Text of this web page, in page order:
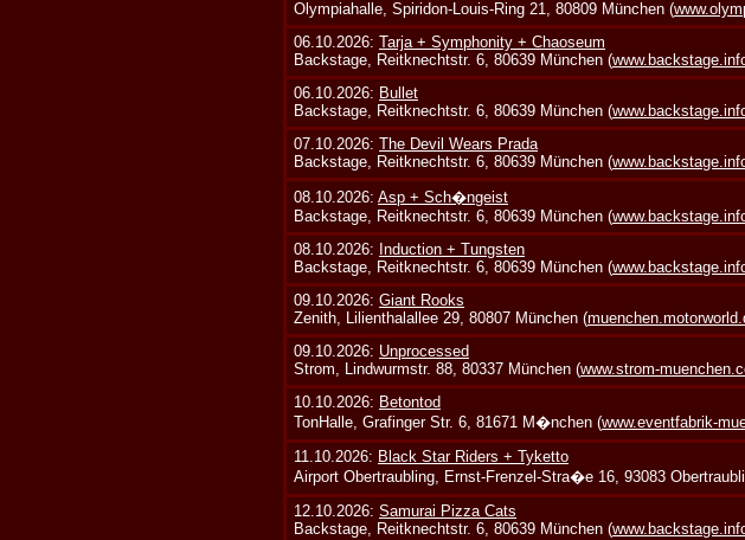
Olympiahalle, Spiridon-Louis-Ring 21, 80809 München (
06.10.2026:Tarja + Symphonity + Chaoseum
Backstage, Reitknechtstr. 6, 80639 München (
06.10.2026: Bullet
Backstage, Reitknechtstr. 6, 80639 München (
07.10.2026:The Devil Wears Prada
Backstage, Reitknechtstr. 6, 80639 München (
08.10.2026:Asp + Sch�ngeist
Backstage, Reitknechtstr. 6, 80639 München (
08.10.2026: Induction + Tungsten
Backstage, Reitknechtstr. 6, 80639 München (
09.10.2026:Giant Rooks
Zenith, Lilienthalallee 29, 80807 München (
09.10.2026: Unprocessed
Strom, Lindwurmstr. 88, 80337 München (www.strom-
10.10.2026: Betontod
TonHalle, Grafinger Str. 6, 81671 M�nchen (www.eventfabrik-
11.10.2026: Black Star Riders + Tyketto
Airport Obertraubling, Ernst-Frenzel-Stra�e 16, 93083
12.10.2026:Samurai Pizza Cats
Backstage, Reitknechtstr. 6, 80639 München (